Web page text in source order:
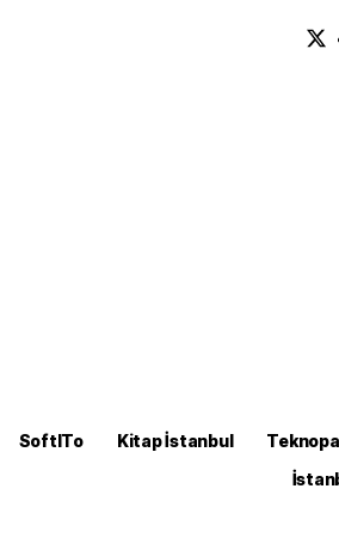
SoftITo Kitap İstanbul